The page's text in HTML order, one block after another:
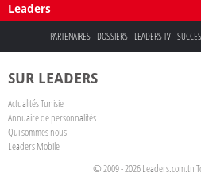
Leaders
PARTENAIRES DOSSIERS LEADERS TV
SUR LEADERS
Actualités Tunisie
Annuaire de personnalités
Qui sommes nous
Leaders Mobile
© 2009 - 2026 Leaders.com.tn